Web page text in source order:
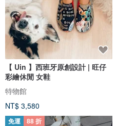
【 Uin 】西班牙原創設計 | 旺仔
彩繪休閒 女鞋
特物館
NT$ 3,580
免運 88 折